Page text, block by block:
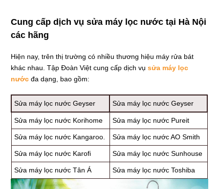
Cung cấp dịch vụ sửa máy lọc nước tại Hà Nội
các hãng
Hiện nay, trên thị trường có nhiều thương hiệu máy rửa bát
khác nhau. Tập Đoàn Việt cung cấp dịch vụsửa máy lọc
nước đa dạng, bao gồm:
Sửa máy lọc nước Geyser Sửa máy lọc nước Geyser
Sửa máy lọc nước Korihome Sửa máy lọc nước Pureit
Sửa máy lọc nước Kangaroo. Sửa máy lọc nước AO Smith
Sửa máy lọc nước Karofi Sửa máy lọc nước Sunhouse
Sửa máy lọc nước Tân Á Sửa máy lọc nước Toshiba